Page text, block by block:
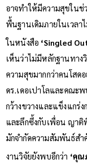
อาจทำให้มีความสุขในช่
พื้นฐานเดิมภายในเวลา
ในหนังสือ ‘Singled
เห็นว่าไม่มีหลักฐานทา
ความสุขมากกว่าคนโสด
ดร.เดอเปาโลและคณะ
กว้างขวางและแข็งแกร่
และลึกซึ้งกับเพื่อน ญา
มักจำกัดความสัมพันธ์ส
งานวิจัยยังพบอีกว่า ‘คุ